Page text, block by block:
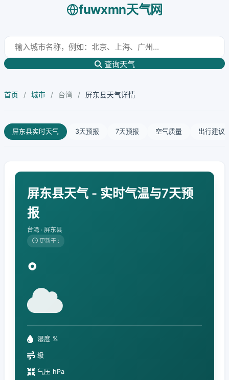
fuwxmn天气网
查询天气
首页 / 城市 / 台湾 / 屏东县天气详情
屏东县实时天气 3天预报 7天预报 空气质量 出行建议
屏东县天气 - 实时气温与7天预
报
台湾 · 屏东县
更新于 :
°
湿度 %
级
气压 hPa